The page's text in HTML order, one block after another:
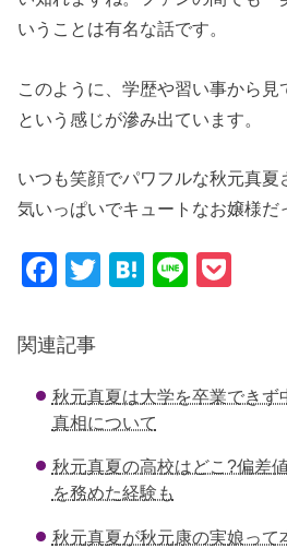
いうことは有名な話です。
このように、学歴や習い事から見
という感じが滲み出ています。
いつも笑顔でパワフルな秋元真夏
気いっぱいでキュートなお嬢様だ
F
c
b
o
o
k
T
H
a
Li
関連記事
秋元真夏は大学を卒業でき
真相について
秋元真夏の高校はどこ?偏差
を務めた経験も
秋元真夏が秋元康の実娘って